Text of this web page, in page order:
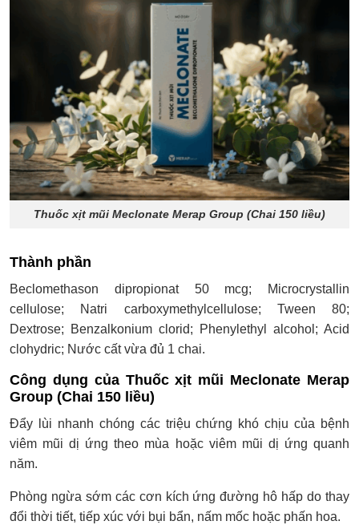
Thuốc xịt mũi Meclonate Merap Group (Chai 150 liều)
Thành phần
Beclomethason dipropionat 50 mcg; Microcrystallin
cellulose; Natri carboxymethylcellulose; Tween 80;
Dextrose; Benzalkonium clorid; Phenylethyl alcohol; Acid
clohydric; Nước cất vừa đủ 1 chai.
Công dụng của Thuốc xịt mũi Meclonate Merap
Group (Chai 150 liều)
Đẩy lùi nhanh chóng các triệu chứng khó chịu của bệnh
viêm mũi dị ứng theo mùa hoặc viêm mũi dị ứng quanh
năm.
Phòng ngừa sớm các cơn kích ứng đường hô hấp do thay
đổi thời tiết, tiếp xúc với bụi bẩn, nấm mốc hoặc phấn hoa.